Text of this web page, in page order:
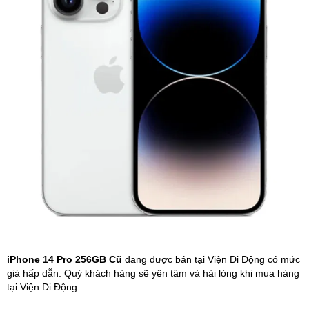
iPhone 14 Pro 256GB Cũ đang được bán tại Viện Di Động có mức
giá hấp dẫn. Quý khách hàng sẽ yên tâm và hài lòng khi mua hàng
tại Viện Di Động.